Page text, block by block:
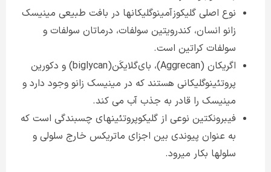
نوع اصلی گلیکوزآمینوگلیکانها در بافت طبیعی مینیسک
زانو انسان، کندرویتین سولفات، درماتان سولفات و
سولفات کراتین است.
اگریکان (Aggrecan)، بای‌گلایکَن(biglycan) و دکورین
پروتئینوگلیکانی هستند که در مینیسک زانو وجود دارد و
مینیسک را قادر به جذب آب می کند.
فیبرونکتین نوعی از گلیکوپروتئینهای چسبندگی است که
به عنوان پیوندی بین اجزای ماتریکس خارج سلولی و
سلولها بکار میرود.